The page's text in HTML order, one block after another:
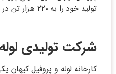
تولید خود را به ۲۲۰ هزار تن در سال رسانده است.
شرکت تولیدی